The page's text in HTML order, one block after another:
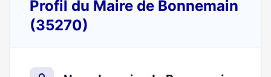
Profil du Maire de Bonnemain
(35270)